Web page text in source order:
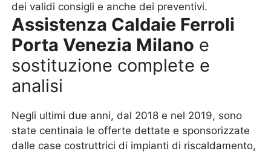
dei validi consigli e anche dei preventivi.
Assistenza Caldaie Ferroli
Porta Venezia Milano e
sostituzione complete e
analisi
Negli ultimi due anni, dal 2018 e nel 2019, sono
state centinaia le offerte dettate e sponsorizzate
dalle case costruttrici di impianti di riscaldamento,